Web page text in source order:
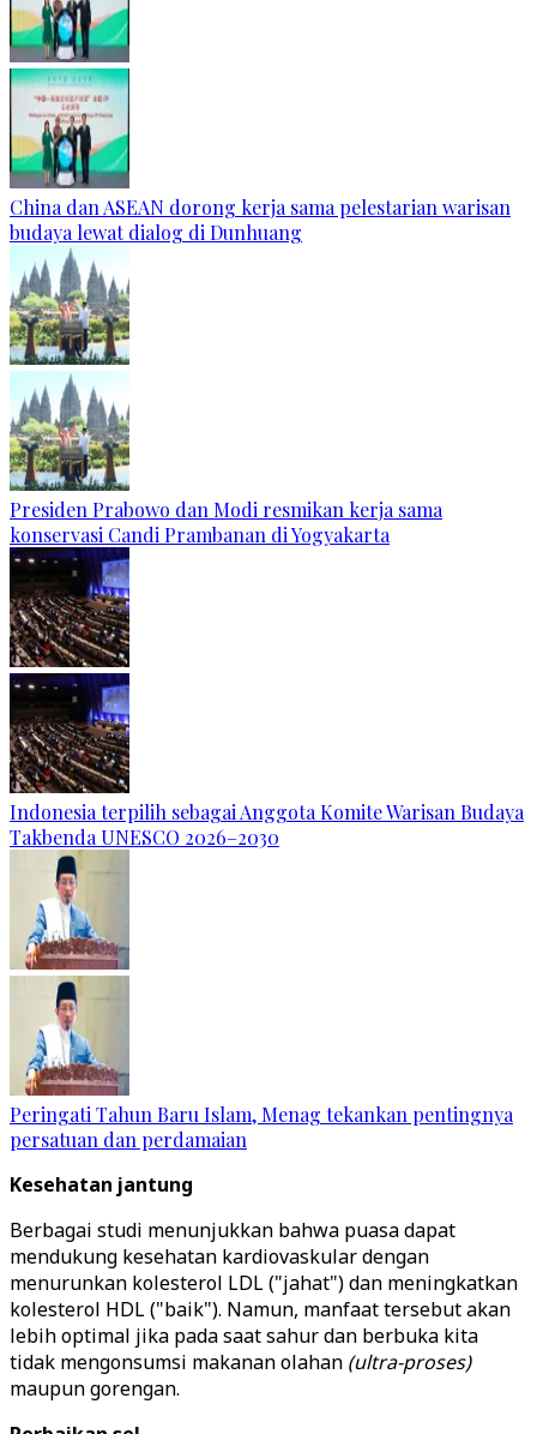
China dan ASEAN dorong kerja sama pelestarian warisan
budaya lewat dialog di Dunhuang
Presiden Prabowo dan Modi resmikan kerja sama
konservasi Candi Prambanan di Yogyakarta
Indonesia terpilih sebagai Anggota Komite Warisan Budaya
Takbenda UNESCO 2026–2030
Peringati Tahun Baru Islam, Menag tekankan pentingnya
persatuan dan perdamaian
Kesehatan jantung
Berbagai studi menunjukkan bahwa puasa dapat
mendukung kesehatan kardiovaskular dengan
menurunkan kolesterol LDL ("jahat") dan meningkatkan
kolesterol HDL ("baik"). Namun, manfaat tersebut akan
lebih optimal jika pada saat sahur dan berbuka kita
tidak mengonsumsi makanan olahan (ultra-proses)
maupun gorengan.